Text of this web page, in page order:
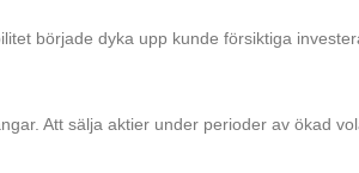
började dyka upp kunde försiktiga
Att sälja aktier under perioder av ökad